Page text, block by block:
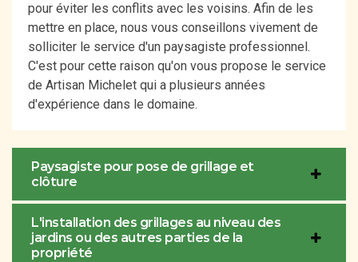
pour éviter les conflits avec les voisins. Afin de les
mettre en place, nous vous conseillons vivement de
solliciter le service d'un paysagiste professionnel.
C'est pour cette raison qu'on vous propose le service
de Artisan Michelet qui a plusieurs années
d'expérience dans le domaine.
Paysagiste pour pose de grillage et
clôture
L'installation des grillages au niveau des
jardins ou des autres parties de la
propriété